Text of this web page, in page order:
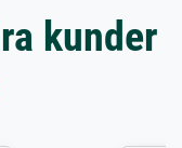
kunder